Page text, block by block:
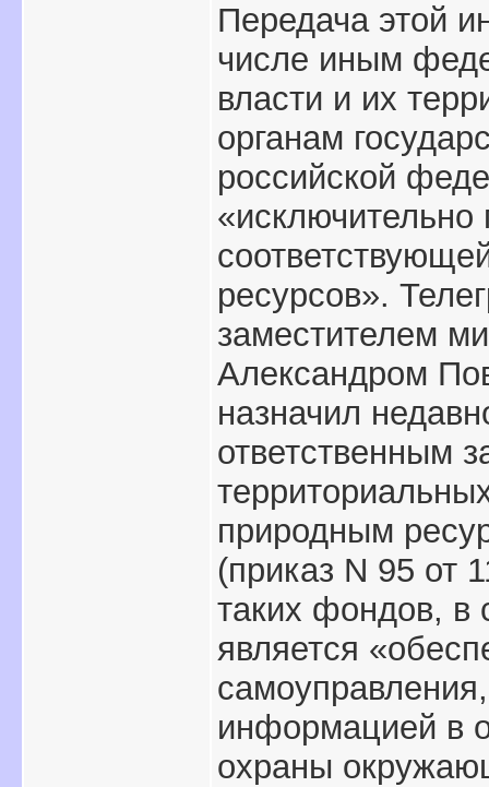
Передача этой
числе иным
власти и их
органам
российской
«исключительно
ресурсов».
заместителем
Александром
назначил
ответственным
природным
(приказ N 95 от
таких фондов, в
является
информацией в
охраны